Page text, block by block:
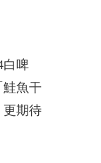
白啤
鮭魚干
更期待